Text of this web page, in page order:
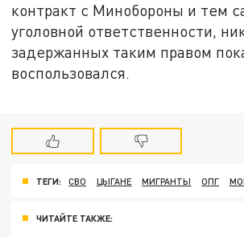
контракт с Минобороны и тем
уголовной ответственности,
задержанных таким правом
воспользовался.
ТЕГИ: СВО ЦЫГАНЕ МИГРАНТЫ ОПГ
ЧИТАЙТЕ ТАКЖЕ: